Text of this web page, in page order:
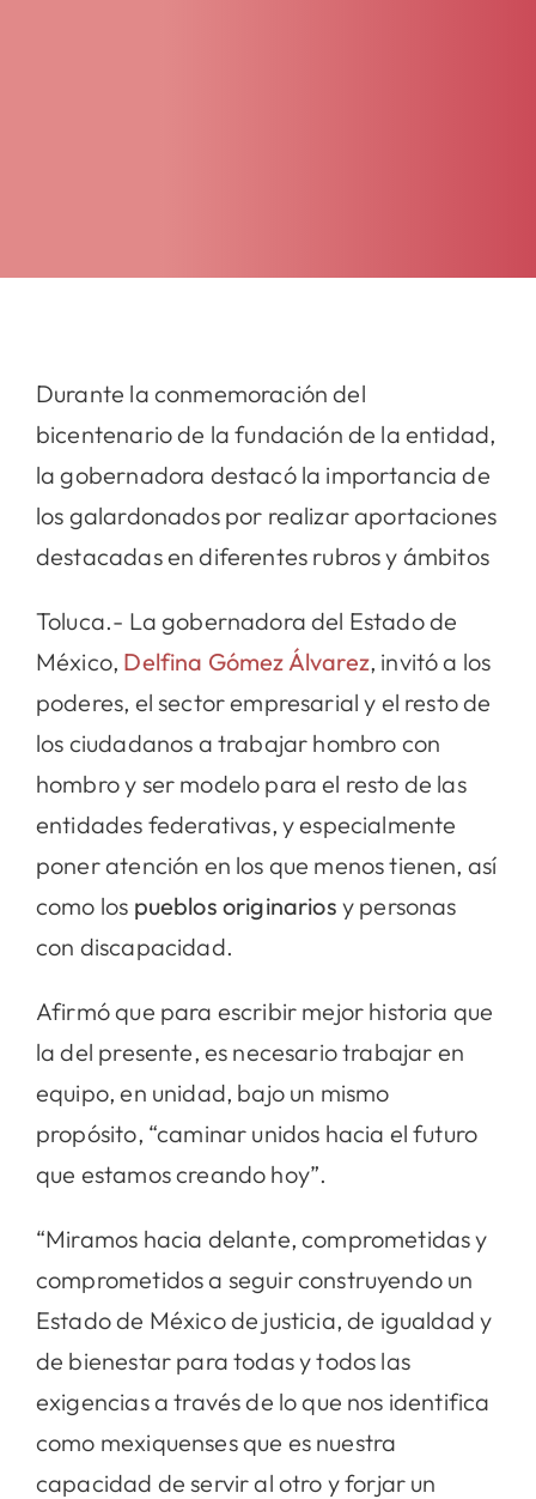
Durante la conmemoración del
bicentenario de la fundación de la entidad,
la gobernadora destacó la importancia de
los galardonados por realizar aportaciones
destacadas en diferentes rubros y ámbitos
Toluca.- La gobernadora del Estado de
México, Delfina Gómez Álvarez, invitó a los
poderes, el sector empresarial y el resto de
los ciudadanos a trabajar hombro con
hombro y ser modelo para el resto de las
entidades federativas, y especialmente
poner atención en los que menos tienen, así
como los pueblos originarios y personas
con discapacidad.
Afirmó que para escribir mejor historia que
la del presente, es necesario trabajar en
equipo, en unidad, bajo un mismo
propósito, “caminar unidos hacia el futuro
que estamos creando hoy”.
“Miramos hacia delante, comprometidas y
comprometidos a seguir construyendo un
Estado de México de justicia, de igualdad y
de bienestar para todas y todos las
exigencias a través de lo que nos identifica
como mexiquenses que es nuestra
capacidad de servir al otro y forjar un